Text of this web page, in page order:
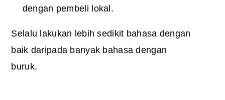
dengan pembeli lokal.
Selalu lakukan lebih sedikit bahasa dengan
baik daripada banyak bahasa dengan
buruk.